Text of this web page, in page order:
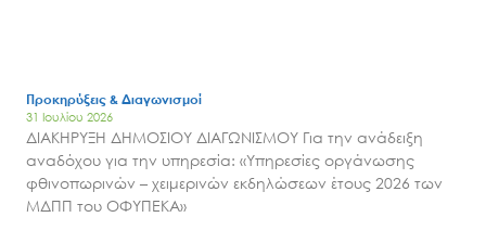
Προκηρύξεις & Διαγωνισμοί
31 Ιουλίου 2026
ΔΙΑΚΗΡΥΞΗ ΔΗΜΟΣΙΟΥ ΔΙΑΓΩΝΙΣΜΟΥ Για την ανάδειξη
αναδόχου για την υπηρεσία: «Υπηρεσίες οργάνωσης
φθινοπωρινών – χειμερινών εκδηλώσεων έτους 2026 των
ΜΔΠΠ του ΟΦΥΠΕΚΑ»